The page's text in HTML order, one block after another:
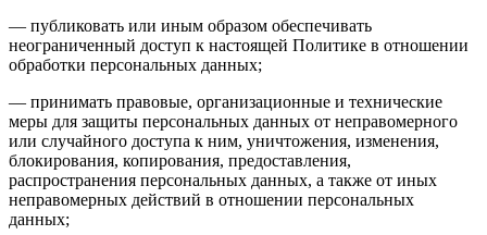
— публиковать или иным образом обеспечивать
неограниченный доступ к настоящей Политике в отношении
обработки персональных данных;
— принимать правовые, организационные и технические
меры для защиты персональных данных от неправомерного
или случайного доступа к ним, уничтожения, изменения,
блокирования, копирования, предоставления,
распространения персональных данных, а также от иных
неправомерных действий в отношении персональных
данных;